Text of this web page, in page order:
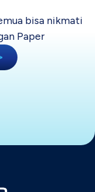
bisa nikmati
Paper